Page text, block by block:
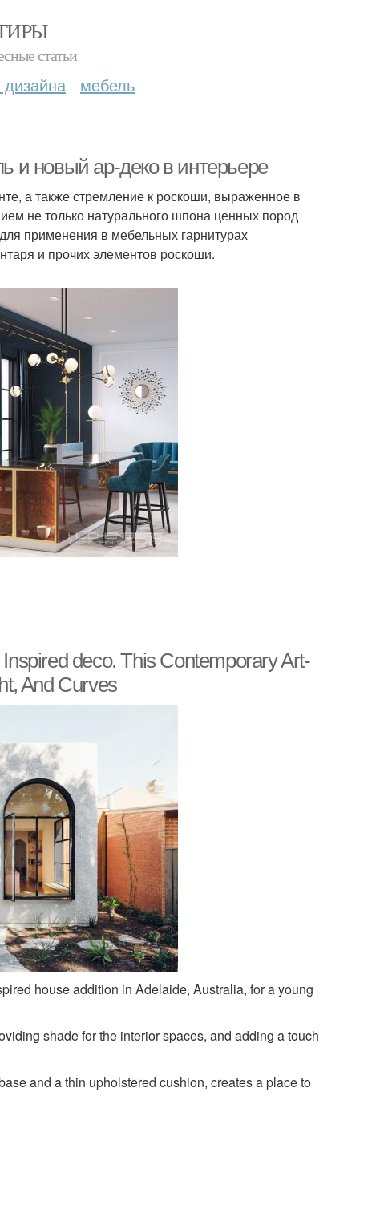
статьи
мебель
и новый ар-деко в интерьере
а также стремление к роскоши, выраженное в
не только натурального шпона ценных пород
применения в мебельных гарнитурах
и прочих элементов роскоши.
deco. This Contemporary Art-
And Curves
house addition in Adelaide, Australia, for a young
shade for the interior spaces, and adding a touch
and a thin upholstered cushion, creates a place to